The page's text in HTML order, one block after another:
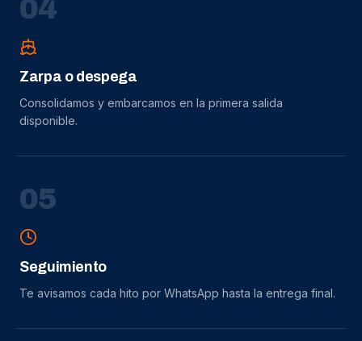
04
Zarpa o despega
Consolidamos y embarcamos en la primera salida
disponible.
05
Seguimiento
Te avisamos cada hito por WhatsApp hasta la entrega final.